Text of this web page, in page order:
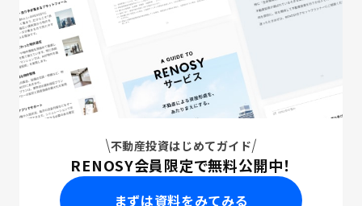
不動産投資はじめてガイド
RENOSY会員限定で無料公開中！
まずは資料をみてみる